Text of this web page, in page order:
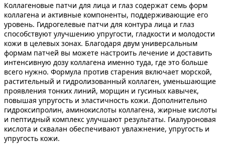
Коллагеновые патчи для лица и глаз содержат семь форм
коллагена и активные компоненты, поддерживающие его
уровень. Гидрогелевые патчи для контура лица и глаз
способствуют улучшению упругости, гладкости и молодости
кожи в целевых зонах. Благодаря двум универсальным
формам патчей вы можете настроить лечение и доставить
интенсивную дозу коллагена именно туда, где это больше
всего нужно. Формула против старения включает морской,
растительный и гидролизованный коллаген, уменьшающие
проявления тонких линий, морщин и гусиных кавычек,
повышая упругость и эластичность кожи. Дополнительно
гидроксипролин, аминокислоты коллагена, жирные кислоты
и пептидный комплекс улучшают результаты. Гиалуроновая
кислота и сквалан обеспечивают увлажнение, упругость и
упругость кожи.